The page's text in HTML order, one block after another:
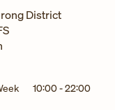
District
10:00-22:00